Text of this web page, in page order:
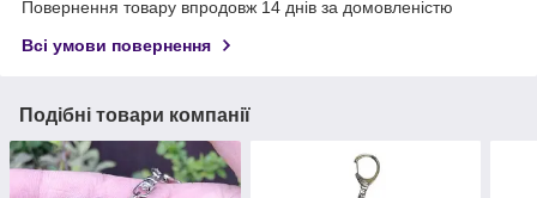
Повернення товару впродовж 14 днів за домовленістю
Всі умови повернення
Подібні товари компанії